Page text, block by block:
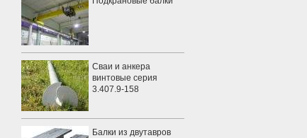
Сваи и анкера
винтовые серия
3.407.9-158
Балки из двутавров